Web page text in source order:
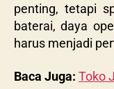
penting, tetapi
baterai, daya
harus menjadi
Baca Juga: Toko